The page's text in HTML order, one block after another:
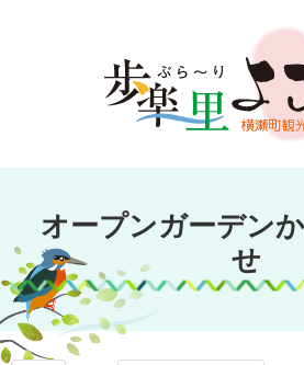
文
キ
プ
オープンガ
横瀬
オープンガーデン
せ